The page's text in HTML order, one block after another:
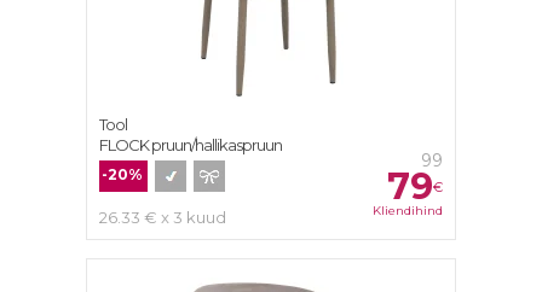
99
79€
Kliendihind
-20%
26.33 € x 3 kuud
Tool
FLOCK pruun/hallikaspruun